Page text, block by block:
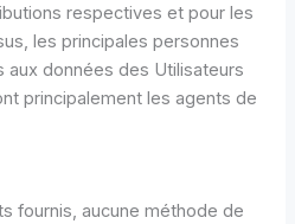
respectives et pour les
les principales personnes
aux données des Utilisateurs
principalement les agents de
fournis, aucune méthode de